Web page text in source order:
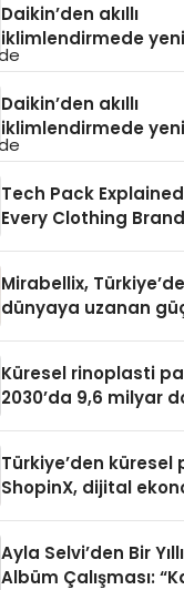
Daikin’den akıllı
iklimlendirmede yeni
dönem: Madoka Plus
Daikin’den akıllı
iklimlendirmede yeni
dönem: Madoka Plus
dostu tasarımıyla
Madoka ailesinin
teknolojilerle
modeli VRV kontrol
Madoka Plus
satışa sunuldu. Tam
dokunmatik ekranı,
uygulama desteği ve
sensör
daha kolay,
verimli hale
verimliliğini artırırken
modern yaşam
teknolojiyi estetik ile
Tech Pack
Every Clothing
Mirabellix,
dünyaya uzanan
Küresel rinoplasti
2030’da 9,6 milyar
Türkiye’den küresel
ShopinX, dijital
Ayla Selvi’den Bir
Albüm Çalışması: